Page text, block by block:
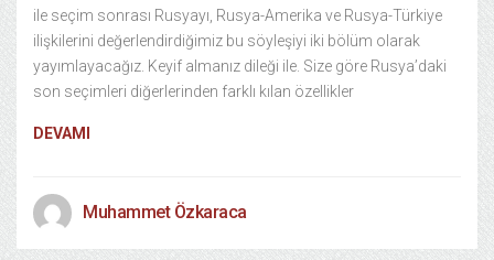
ile seçim sonrası Rusyayı, Rusya-Amerika ve Rusya-Türkiye
ilişkilerini değerlendirdiğimiz bu söyleşiyi iki bölüm olarak
yayımlayacağız. Keyif almanız dileği ile. Size göre Rusya’daki
son seçimleri diğerlerinden farklı kılan özellikler
DEVAMI
Muhammet Özkaraca